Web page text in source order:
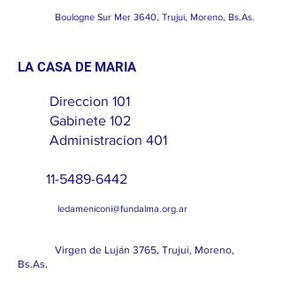
Boulogne Sur Mer 3640, Trujui, Moreno, Bs.As.
LA CASA DE MARIA
Direccion 101
Gabinete 102
Administracion 401
11-5489-6442
ledameniconi@fundalma.org.ar
Virgen de Luján 3765, Trujui, Moreno,
Bs.As.